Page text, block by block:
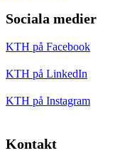
Sociala medier
KTH på Facebook
KTH på LinkedIn
KTH på Instagram
Kontakt